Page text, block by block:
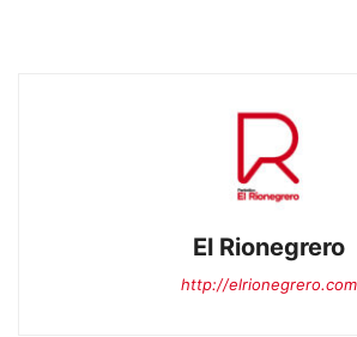
El Rionegrero
http://elrionegrero.com